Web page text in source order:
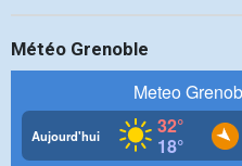
Météo Grenoble